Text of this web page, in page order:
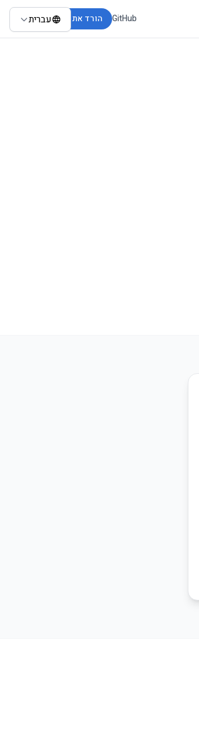
עברית GitHub הורד את התוסף